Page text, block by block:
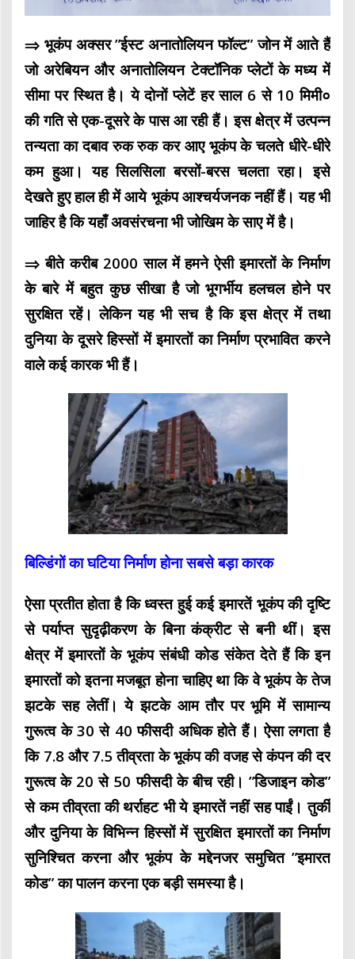
⇒ भूकंप अक्सर ”ईस्ट अनातोलियन फॉल्ट” जोन में आते हैं
जो अरेबियन और अनातोलियन टेक्टॉनिक प्लेटों के मध्य में
सीमा पर स्थित है। ये दोनों प्लेटें हर साल 6 से 10 मिमी०
की गति से एक-दूसरे के पास आ रही हैं। इस क्षेत्र में उत्पन्न
तन्यता का दबाव रुक रुक कर आए भूकंप के चलते धीरे-धीरे
कम हुआ। यह सिलसिला बरसों-बरस चलता रहा। इसे
देखते हुए हाल ही में आये भूकंप आश्चर्यजनक नहीं हैं। यह भी
जाहिर है कि यहाँ अवसंरचना भी जोखिम के साए में है।
⇒ बीते करीब 2000 साल में हमने ऐसी इमारतों के निर्माण
के बारे में बहुत कुछ सीखा है जो भूगर्भीय हलचल होने पर
सुरक्षित रहें। लेकिन यह भी सच है कि इस क्षेत्र में तथा
दुनिया के दूसरे हिस्सों में इमारतों का निर्माण प्रभावित करने
वाले कई कारक भी हैं।
बिल्डिंगों का घटिया निर्माण होना सबसे बड़ा कारक
ऐसा प्रतीत होता है कि ध्वस्त हुई कई इमारतें भूकंप की दृष्टि
से पर्याप्त सुदृढ़ीकरण के बिना कंक्रीट से बनी थीं। इस
क्षेत्र में इमारतों के भूकंप संबंधी कोड संकेत देते हैं कि इन
इमारतों को इतना मजबूत होना चाहिए था कि वे भूकंप के तेज
झटके सह लेतीं। ये झटके आम तौर पर भूमि में सामान्य
गुरूत्व के 30 से 40 फीसदी अधिक होते हैं। ऐसा लगता है
कि 7.8 और 7.5 तीव्रता के भूकंप की वजह से कंपन की दर
गुरूत्व के 20 से 50 फीसदी के बीच रही। ”डिजाइन कोड”
से कम तीव्रता की थर्राहट भी ये इमारतें नहीं सह पाईं। तुर्की
और दुनिया के विभिन्न हिस्सों में सुरक्षित इमारतों का निर्माण
सुनिश्चित करना और भूकंप के मद्देनजर समुचित ”इमारत
कोड” का पालन करना एक बड़ी समस्या है।